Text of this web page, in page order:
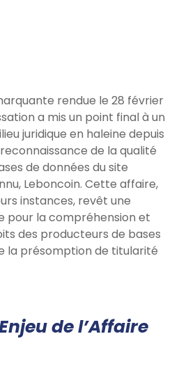
rendue le 28 février
a mis un point final à un
juridique en haleine depuis
de la qualité
de données du site
Leboncoin. Cette affaire,
instances, revêt une
pour la compréhension et
des producteurs de bases
la présomption de titularité
de l’Affaire